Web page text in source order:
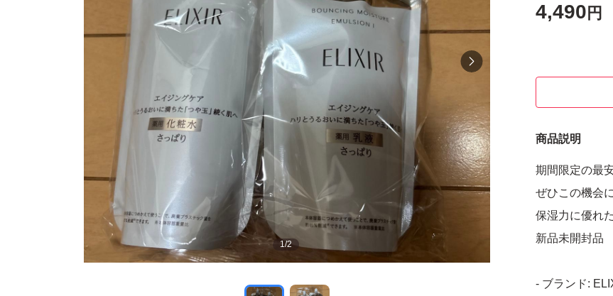
1/2
4,490 円
商品説明
期間限定の最
ぜひこの機会
保湿力に優れ
新品未開封品
- ブランド: